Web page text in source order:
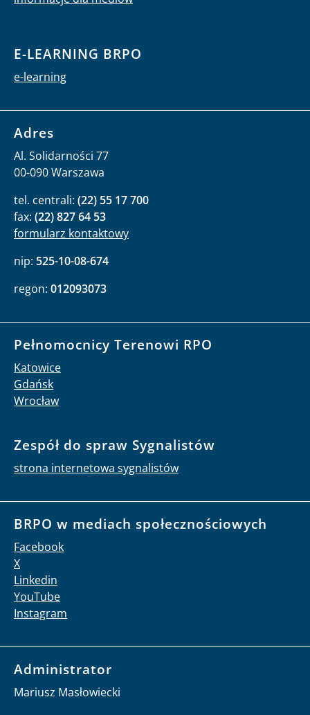
E-LEARNING BRPO
e-learning
Adres
Al. Solidarności 77
00-090 Warszawa
tel. centrali: (22) 55 17 700
fax: (22) 827 64 53
formularz kontaktowy
nip: 525-10-08-674
regon: 012093073
Pełnomocnicy Terenowi RPO
Katowice
Gdańsk
Wrocław
Zespół do spraw Sygnalistów
strona internetowa sygnalistów
BRPO w mediach społecznościowych
Facebook
X
Linkedin
YouTube
Instagram
Administrator
Mariusz Masłowiecki